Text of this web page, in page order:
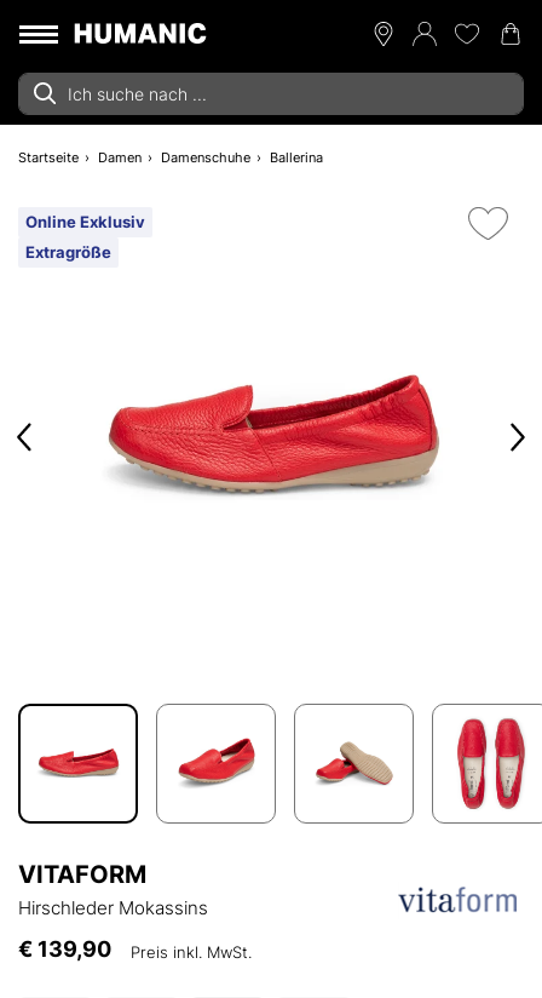
Startseite Damen Damenschuhe Ballerina
Online Exklusiv
Extragröße
VITAFORM
Hirschleder Mokassins
€ 139,90 Preis inkl. MwSt.